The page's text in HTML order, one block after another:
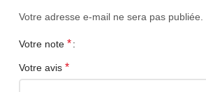
Votre adresse e-mail ne sera pas publiée.
Votre note *
Votre avis *